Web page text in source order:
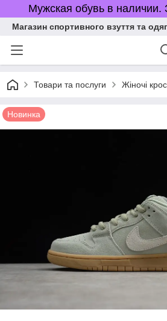
Мужская обувь в наличии.
Магазин спортивного взуття та
Товари та послуги Жіночі
Новинка